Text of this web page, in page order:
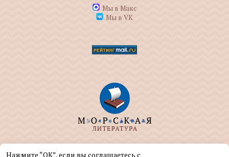
Мы в Макс
Мы в VK
ООО "МОРКНИГА" занимается изданием и
Нажмите “ОК”, если вы соглашаетесь с